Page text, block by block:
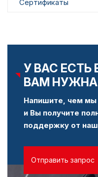
Сертификаты
У ВАС ЕСТЬ
ВАМ
Напишите, чем
и Вы получите
поддержку от
Отправить запрос